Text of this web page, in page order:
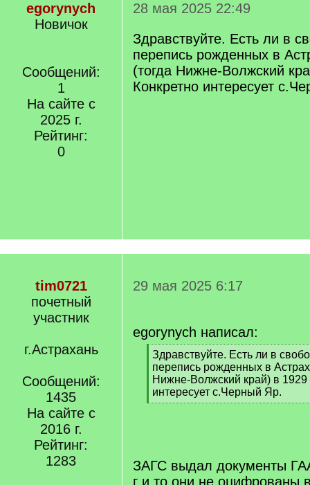
egorynych
Новичок
Сообщений:
1
На сайте с
2025 г.
Рейтинг:
0
28 мая 2025 22:49
Здравствуйте. Есть ли в
перепись рожденных в
(тогда Нижне-Волжский
Конкретно интересует
tim0721
почетный
участник
г.Астрахань
Сообщений:
1435
На сайте с
2016 г.
Рейтинг:
1283
29 мая 2025 6:17
egorynych написал:
[
q
]
Здравствуйте. Есть ли в
перепись рожденных в
Нижне-Волжский край) в 1929
интересует с.Черный Яр.
[
ЗАГС выдал документы
г и то они не оцифрованы